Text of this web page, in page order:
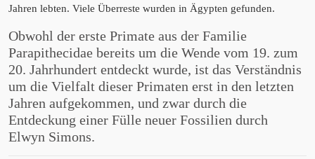
Jahren lebten. Viele Überreste wurden in Ägypten gefunden.
Obwohl der erste Primate aus der Familie
Parapithecidae bereits um die Wende vom 19. zum
20. Jahrhundert entdeckt wurde, ist das Verständnis
um die Vielfalt dieser Primaten erst in den letzten
Jahren aufgekommen, und zwar durch die
Entdeckung einer Fülle neuer Fossilien durch
Elwyn Simons.